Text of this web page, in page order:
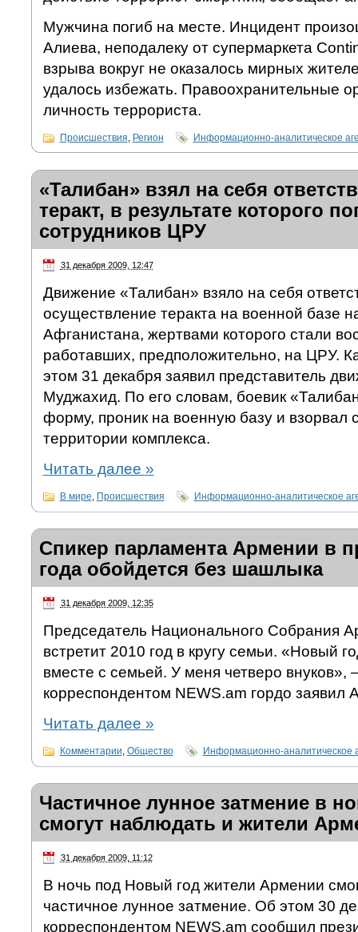
Мужчина погиб на месте. Инцидент
Алиева, неподалеку от супермаркета
взрыва вокруг не оказалось мирных
удалось избежать. Правоохранительные
личность террориста.
Происшествия, Регион Информационно-аналитическое
«Талибан» взял на себя
теракт, в результате которого
сотрудников ЦРУ
31 декабря 2009, 12:47
Движение «Талибан» взяло на себя
осуществление теракта на военной базе
Афганистана, жертвами которого стали
работавших, предположительно, на ЦРУ.
этом 31 декабря заявил представитель
Муджахид. По его словам, боевик
форму, проник на военную базу и взорвал
территории комплекса.
Читать далее »
В мире, Происшествия Информационно-аналитическое
Спикер парламента Армении в
года обойдется без шашлыка
31 декабря 2009, 12:35
Председатель Национального Собрания
встретит 2010 год в кругу семьи. «Новый
вместе с семьей. У меня четверо внуков»,
корреспондентом NEWS.am гордо заявил
Читать далее »
Комментарии, Общество Информационно-аналитическое
Частичное лунное затмение в
смогут наблюдать и жители
31 декабря 2009, 11:12
В ночь под Новый год жители Армении
частичное лунное затмение. Об этом 30
корреспондентом NEWS.am сообщил